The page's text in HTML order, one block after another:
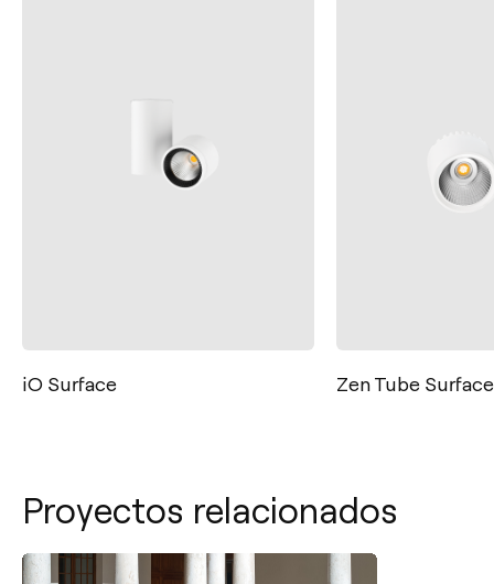
Zen Tube Surface Puck
Proyectos relacionados